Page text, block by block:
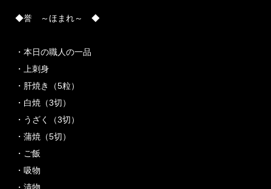
◆誉 ～ほまれ～ ◆
・本日の職人の一品
・上刺身
・肝焼き（5粒）
・白焼（3切）
・うざく（3切）
・蒲焼（5切）
・ご飯
・吸物